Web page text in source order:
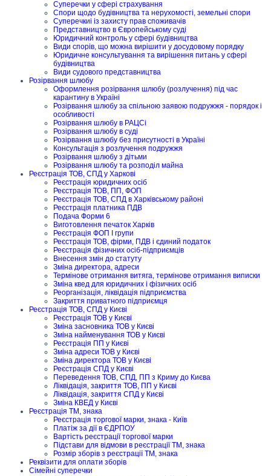
Суперечки у сфері страхування
Спори щодо будівництва та нерухомості, земельні спори
Суперечкиі із захисту прав споживачів
Представництво в Європейському суді
Юридичний контроль у сфері будівництва
Види спорів, що можна вирішити у досудовому порядку
Юридичне консультування та вирішення питань у сфері
будівництва
Види судового представництва
Розірвання шлюбу
Оформлення розірвання шлюбу (розлучення) під час
карантину в Україні
Розірвання шлюбу за спільною заявою подружжя - порядок і
особливості
Розірвання шлюбу в РАЦСі
Розірвання шлюбу в суді
Розірвання шлюбу без присутності в Україні
Консультація з розлучення подружжя
Розірвання шлюбу з дітьми
Розірвання шлюбу та розподіл майна
Реєстрація ТОВ, СПД у Харкові
Реєстрація юридичних осіб
Реєстрація ТОВ, ПП, ФОП
Реєстрація ТОВ, СПД в Харківському районі
Реєстрація платника ПДВ
Подача Форми 6
Виготовлення печаток Харків
Реєстрація ФОП I групи
Реєстрація ТОВ, фірми, ПДВ і єдиний податок
Реєстрація фізичних осіб-підприємців
Внесення змін до статуту
Зміна директора, адреси
Термінове отримання витяга, термінове отримання виписки
Зміна квед для юридичних і фізичних осіб
Реорганізація, ліквідація підприємства
Закриття приватного підприємця
Реєстрація ТОВ, СПД у Києві
Реєстрація ТОВ у Києві
Зміна засновника ТОВ у Києві
Зміна найменування ТОВ у Києві
Реєстрація ПП у Києві
Зміна адреси ТОВ у Києві
Зміна директора ТОВ у Києві
Реєстрація СПД у Києві
Переведення ТОВ, СПД, ПП з Криму до Києва
Ліквідація, закриття ТОВ, ПП у Києві
Ліквідація, закриття СПД у Києві
Зміна КВЕД у Києві
Реєстрація ТМ, знака
Реєстрація торгової марки, знака - Київ
Платіж за дії в ЄДРПОУ
Вартість реєстрації торгової марки
Підстави для відмови в реєстрації ТМ, знака
Розмір зборів з реєстрації ТМ, знака
Реквізити для оплати зборів
Сімейні суперечки